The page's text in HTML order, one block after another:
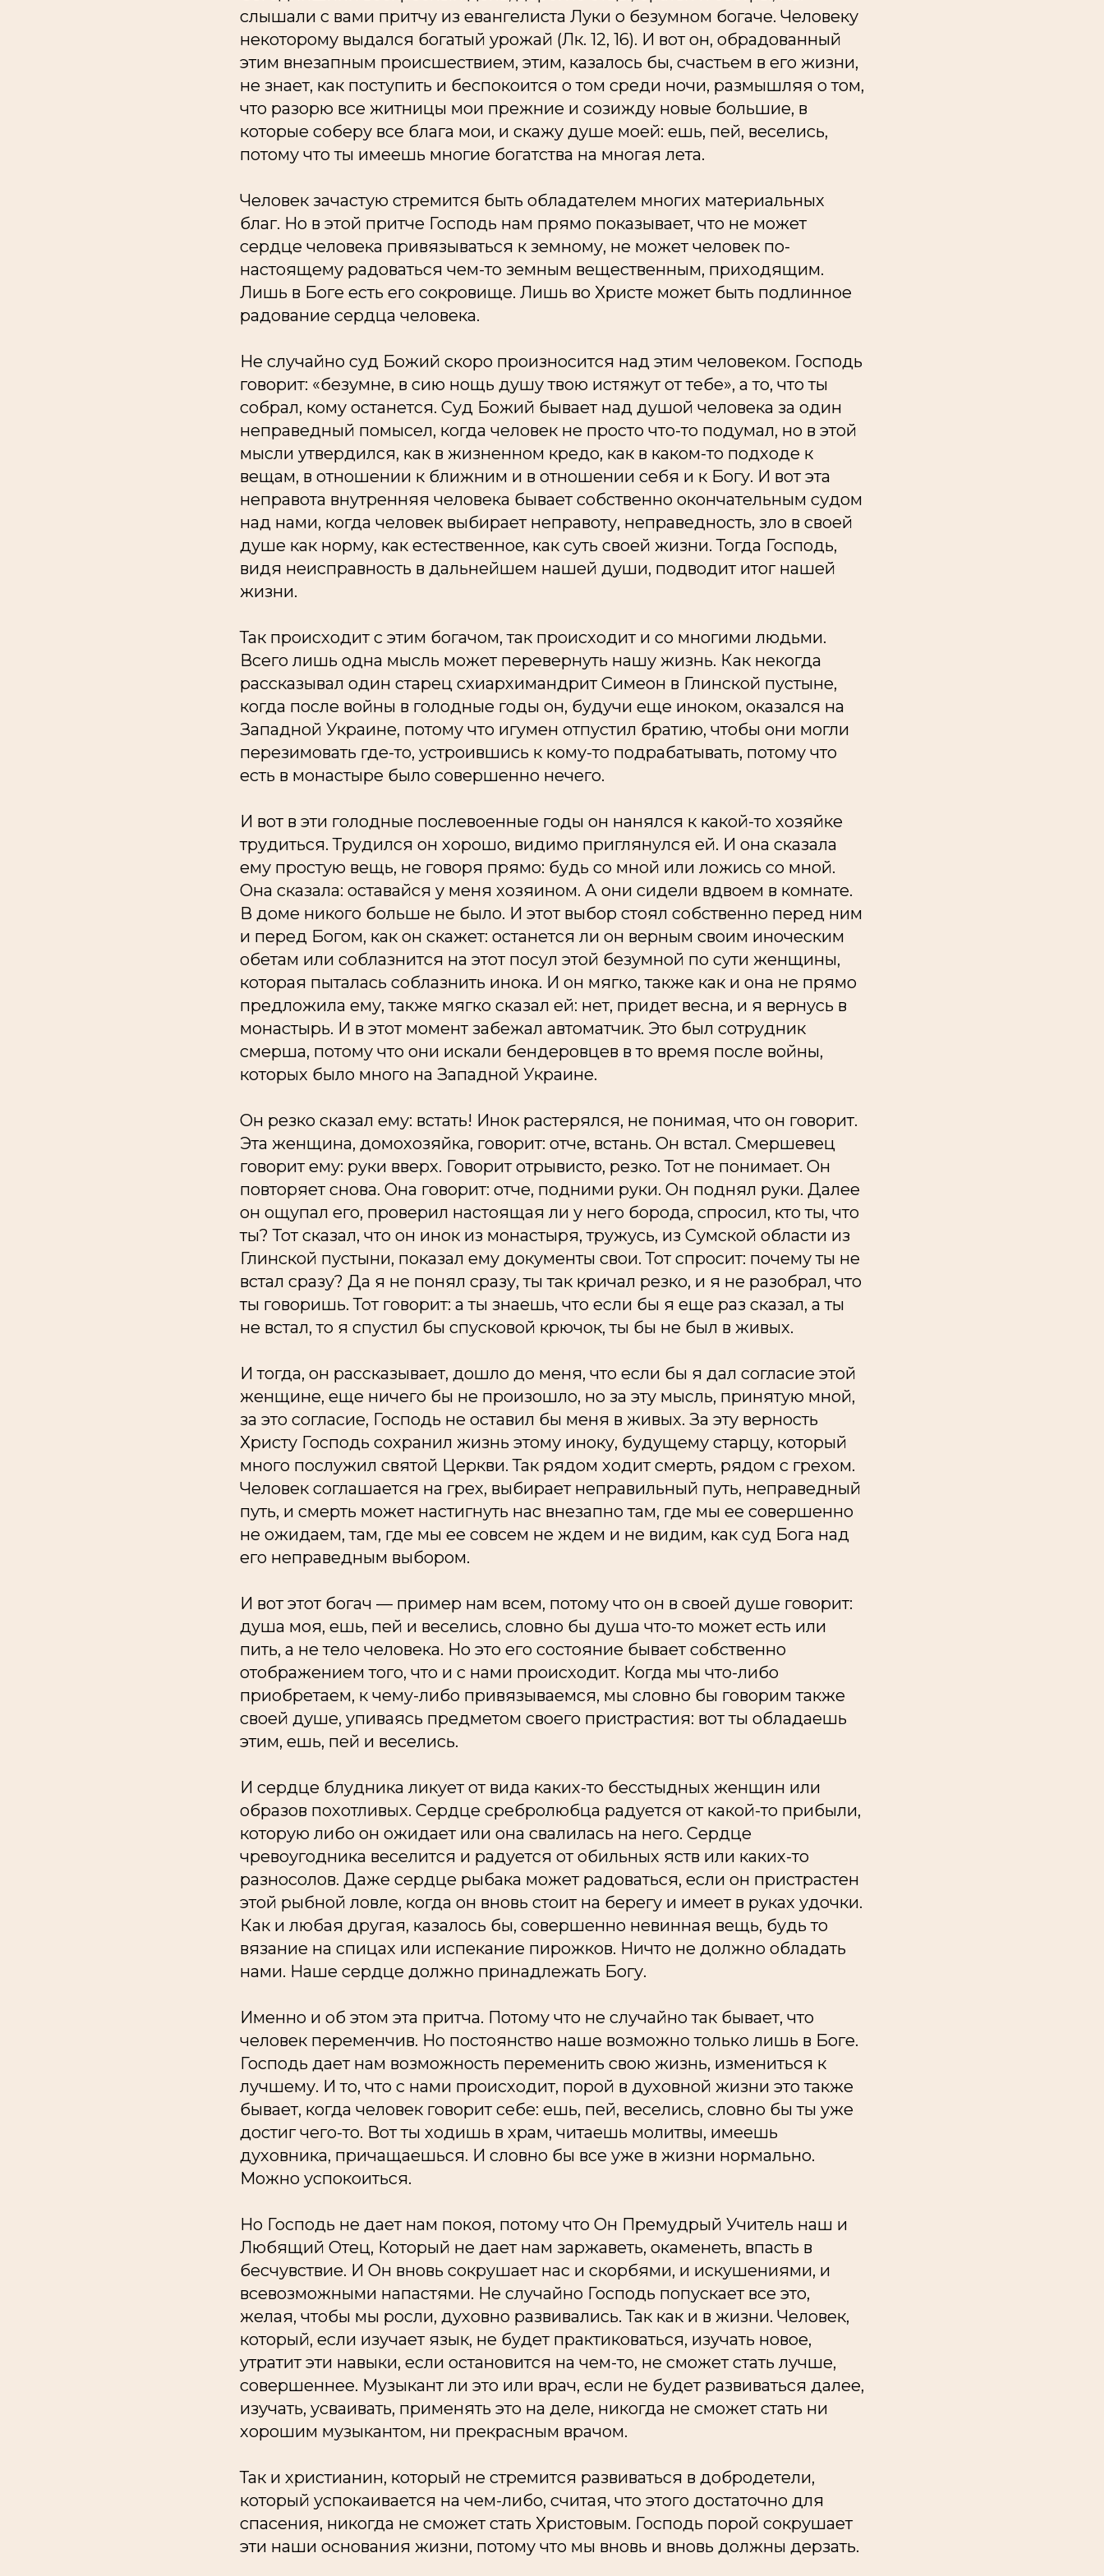
слышали с вами притчу из евангелиста Луки о безумном богаче. Человеку
некоторому выдался богатый урожай (Лк. 12, 16). И вот он, обрадованный
этим внезапным происшествием, этим, казалось бы, счастьем в его жизни,
не знает, как поступить и беспокоится о том среди ночи, размышляя о том,
что разорю все житницы мои прежние и созижду новые большие, в
которые соберу все блага мои, и скажу душе моей: ешь, пей, веселись,
потому что ты имеешь многие богатства на многая лета.
Человек зачастую стремится быть обладателем многих материальных
благ. Но в этой притче Господь нам прямо показывает, что не может
сердце человека привязываться к земному, не может человек по-
настоящему радоваться чем-то земным вещественным, приходящим.
Лишь в Боге есть его сокровище. Лишь во Христе может быть подлинное
радование сердца человека.
Не случайно суд Божий скоро произносится над этим человеком. Господь
говорит: «безумне, в сию нощь душу твою истяжут от тебе», а то, что ты
собрал, кому останется. Суд Божий бывает над душой человека за один
неправедный помысел, когда человек не просто что-то подумал, но в этой
мысли утвердился, как в жизненном кредо, как в каком-то подходе к
вещам, в отношении к ближним и в отношении себя и к Богу. И вот эта
неправота внутренняя человека бывает собственно окончательным судом
над нами, когда человек выбирает неправоту, неправедность, зло в своей
душе как норму, как естественное, как суть своей жизни. Тогда Господь,
видя неисправность в дальнейшем нашей души, подводит итог нашей
жизни.
Так происходит с этим богачом, так происходит и со многими людьми.
Всего лишь одна мысль может перевернуть нашу жизнь. Как некогда
рассказывал один старец схиархимандрит Симеон в Глинской пустыне,
когда после войны в голодные годы он, будучи еще иноком, оказался на
Западной Украине, потому что игумен отпустил братию, чтобы они могли
перезимовать где-то, устроившись к кому-то подрабатывать, потому что
есть в монастыре было совершенно нечего.
И вот в эти голодные послевоенные годы он нанялся к какой-то хозяйке
трудиться. Трудился он хорошо, видимо приглянулся ей. И она сказала
ему простую вещь, не говоря прямо: будь со мной или ложись со мной.
Она сказала: оставайся у меня хозяином. А они сидели вдвоем в комнате.
В доме никого больше не было. И этот выбор стоял собственно перед ним
и перед Богом, как он скажет: останется ли он верным своим иноческим
обетам или соблазнится на этот посул этой безумной по сути женщины,
которая пыталась соблазнить инока. И он мягко, также как и она не прямо
предложила ему, также мягко сказал ей: нет, придет весна, и я вернусь в
монастырь. И в этот момент забежал автоматчик. Это был сотрудник
смерша, потому что они искали бендеровцев в то время после войны,
которых было много на Западной Украине.
Он резко сказал ему: встать! Инок растерялся, не понимая, что он говорит.
Эта женщина, домохозяйка, говорит: отче, встань. Он встал. Смершевец
говорит ему: руки вверх. Говорит отрывисто, резко. Тот не понимает. Он
повторяет снова. Она говорит: отче, подними руки. Он поднял руки. Далее
он ощупал его, проверил настоящая ли у него борода, спросил, кто ты, что
ты? Тот сказал, что он инок из монастыря, тружусь, из Сумской области из
Глинской пустыни, показал ему документы свои. Тот спросит: почему ты не
встал сразу? Да я не понял сразу, ты так кричал резко, и я не разобрал, что
ты говоришь. Тот говорит: а ты знаешь, что если бы я еще раз сказал, а ты
не встал, то я спустил бы спусковой крючок, ты бы не был в живых.
И тогда, он рассказывает, дошло до меня, что если бы я дал согласие этой
женщине, еще ничего бы не произошло, но за эту мысль, принятую мной,
за это согласие, Господь не оставил бы меня в живых. За эту верность
Христу Господь сохранил жизнь этому иноку, будущему старцу, который
много послужил святой Церкви. Так рядом ходит смерть, рядом с грехом.
Человек соглашается на грех, выбирает неправильный путь, неправедный
путь, и смерть может настигнуть нас внезапно там, где мы ее совершенно
не ожидаем, там, где мы ее совсем не ждем и не видим, как суд Бога над
его неправедным выбором.
И вот этот богач — пример нам всем, потому что он в своей душе говорит:
душа моя, ешь, пей и веселись, словно бы душа что-то может есть или
пить, а не тело человека. Но это его состояние бывает собственно
отображением того, что и с нами происходит. Когда мы что-либо
приобретаем, к чему-либо привязываемся, мы словно бы говорим также
своей душе, упиваясь предметом своего пристрастия: вот ты обладаешь
этим, ешь, пей и веселись.
И сердце блудника ликует от вида каких-то бесстыдных женщин или
образов похотливых. Сердце сребролюбца радуется от какой-то прибыли,
которую либо он ожидает или она свалилась на него. Сердце
чревоугодника веселится и радуется от обильных яств или каких-то
разносолов. Даже сердце рыбака может радоваться, если он пристрастен
этой рыбной ловле, когда он вновь стоит на берегу и имеет в руках удочки.
Как и любая другая, казалось бы, совершенно невинная вещь, будь то
вязание на спицах или испекание пирожков. Ничто не должно обладать
нами. Наше сердце должно принадлежать Богу.
Именно и об этом эта притча. Потому что не случайно так бывает, что
человек переменчив. Но постоянство наше возможно только лишь в Боге.
Господь дает нам возможность переменить свою жизнь, измениться к
лучшему. И то, что с нами происходит, порой в духовной жизни это также
бывает, когда человек говорит себе: ешь, пей, веселись, словно бы ты уже
достиг чего-то. Вот ты ходишь в храм, читаешь молитвы, имеешь
духовника, причащаешься. И словно бы все уже в жизни нормально.
Можно успокоиться.
Но Господь не дает нам покоя, потому что Он Премудрый Учитель наш и
Любящий Отец, Который не дает нам заржаветь, окаменеть, впасть в
бесчувствие. И Он вновь сокрушает нас и скорбями, и искушениями, и
всевозможными напастями. Не случайно Господь попускает все это,
желая, чтобы мы росли, духовно развивались. Так как и в жизни. Человек,
который, если изучает язык, не будет практиковаться, изучать новое,
утратит эти навыки, если остановится на чем-то, не сможет стать лучше,
совершеннее. Музыкант ли это или врач, если не будет развиваться далее,
изучать, усваивать, применять это на деле, никогда не сможет стать ни
хорошим музыкантом, ни прекрасным врачом.
Так и христианин, который не стремится развиваться в добродетели,
который успокаивается на чем-либо, считая, что этого достаточно для
спасения, никогда не сможет стать Христовым. Господь порой сокрушает
эти наши основания жизни, потому что мы вновь и вновь должны дерзать.